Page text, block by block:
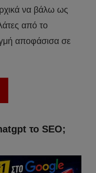
να βάλω ως
από το
αποφάσισα σε
το SEO;